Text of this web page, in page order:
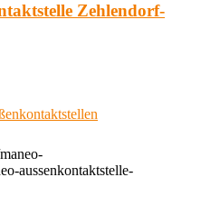
Zehlendorf-
aussenkontaktstelle-